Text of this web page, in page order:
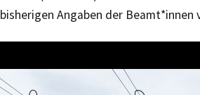
bisherigen Angaben der Beamt*innen